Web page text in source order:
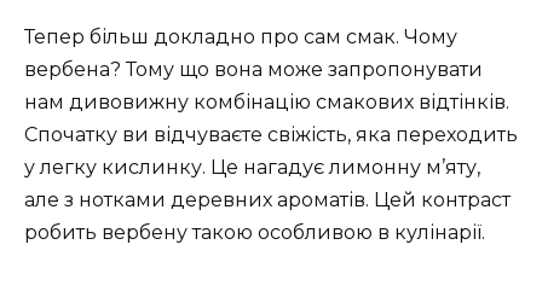
Тепер більш докладно про сам смак. Чому
вербена? Тому що вона може запропонувати
нам дивовижну комбінацію смакових відтінків.
Спочатку ви відчуваєте свіжість, яка переходить
у легку кислинку. Це нагадує лимонну м’яту,
але з нотками деревних ароматів. Цей контраст
робить вербену такою особливою в кулінарії.